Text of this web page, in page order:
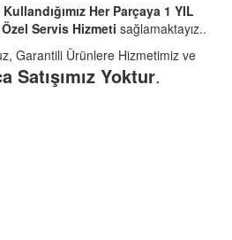
Her Parçaya 1 YIL
Özel Servis Hizmeti sağlamaktayız..
Garantili Ürünlere Hizmetimiz ve
Satışımız Yoktur.